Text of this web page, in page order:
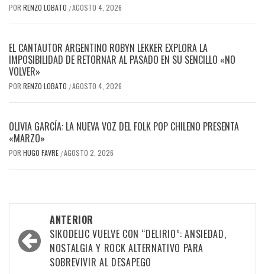
POR RENZO LOBATO /AGOSTO 4, 2026
EL CANTAUTOR ARGENTINO ROBYN LEKKER EXPLORA LA
IMPOSIBILIDAD DE RETORNAR AL PASADO EN SU SENCILLO «NO
VOLVER»
POR RENZO LOBATO /AGOSTO 4, 2026
OLIVIA GARCÍA: LA NUEVA VOZ DEL FOLK POP CHILENO PRESENTA
«MARZO»
POR HUGO FAVRE /AGOSTO 2, 2026
Navegación
por
las
ANTERIOR
SIKODELIC VUELVE CON “DELIRIO”: ANSIEDAD,
NOSTALGIA Y ROCK ALTERNATIVO PARA
SOBREVIVIR AL DESAPEGO